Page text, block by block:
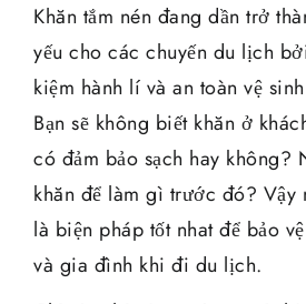
Khăn tắm nén đang dần trở
yếu cho các chuyến du lịch
kiệm hành lí và an toàn vệ
Bạn sẽ không biết khăn ở
có đảm bảo sạch hay không?
khăn để làm gì trước đó? Vậy
là biện pháp tốt nhat để bảo
và gia đình khi đi du lịch.